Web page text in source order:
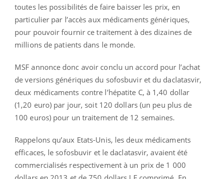
toutes les possibilités de faire baisser les prix, en
particulier par l’accès aux médicaments génériques,
pour pouvoir fournir ce traitement à des dizaines de
millions de patients dans le monde.
MSF annonce donc avoir conclu un accord pour l’achat
de versions génériques du sofosbuvir et du daclatasvir,
deux médicaments contre l’hépatite C, à 1,40 dollar
(1,20 euro) par jour, soit 120 dollars (un peu plus de
100 euros) pour un traitement de 12 semaines.
Rappelons qu’aux Etats-Unis, les deux médicaments
efficaces, le sofosbuvir et le daclatasvir, avaient été
commercialisés respectivement à un prix de 1 000